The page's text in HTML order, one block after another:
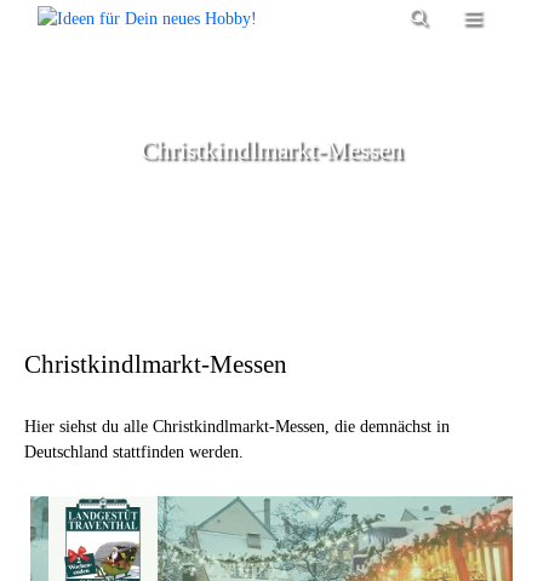
Menü
Christkindlmarkt-Messen
Christkindlmarkt-Messen
Hier siehst du alle Christkindlmarkt-Messen, die demnächst in
Deutschland stattfinden werden.